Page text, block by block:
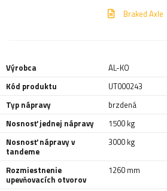
Braked Axle
Výrobca
AL-KO
Kód produktu
UT000243
Typ nápravy
brzdená
Nosnosť jednej nápravy
1500 kg
Nosnosť nápravy v
tandeme
3000 kg
Rozmiestnenie
upevňovacích otvorov
1260 mm